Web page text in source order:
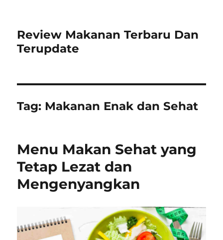
Review Makanan Terbaru Dan
Terupdate
Tag: Makanan Enak dan Sehat
Menu Makan Sehat yang
Tetap Lezat dan
Mengenyangkan